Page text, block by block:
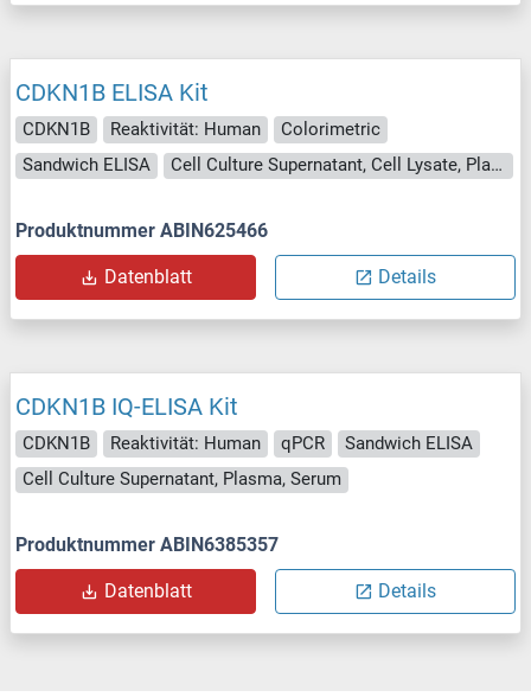
CDKN1B ELISA Kit
CDKN1B Reaktivität: Human
Colorimetric
Sandwich ELISA
Cell Culture Supernatant, Cell Lysate, Plasma, Serum, Tissue Lysate
Produktnummer ABIN625466
Datenblatt Details
CDKN1B IQ-ELISA Kit
CDKN1B Reaktivität: Human qPCR
Sandwich ELISA
Cell Culture Supernatant, Plasma, Serum
Produktnummer ABIN6385357
Datenblatt Details